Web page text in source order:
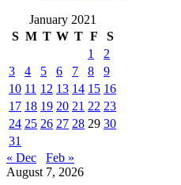
January 2021
S M T W T F
S
1
2
3
4 5 6 7 8
9
10 11 12 13 14 15 16
17 18 19 20 21 22 23
24 25 26 27 28 29 30
31
« Dec
Feb »
August 7, 2026